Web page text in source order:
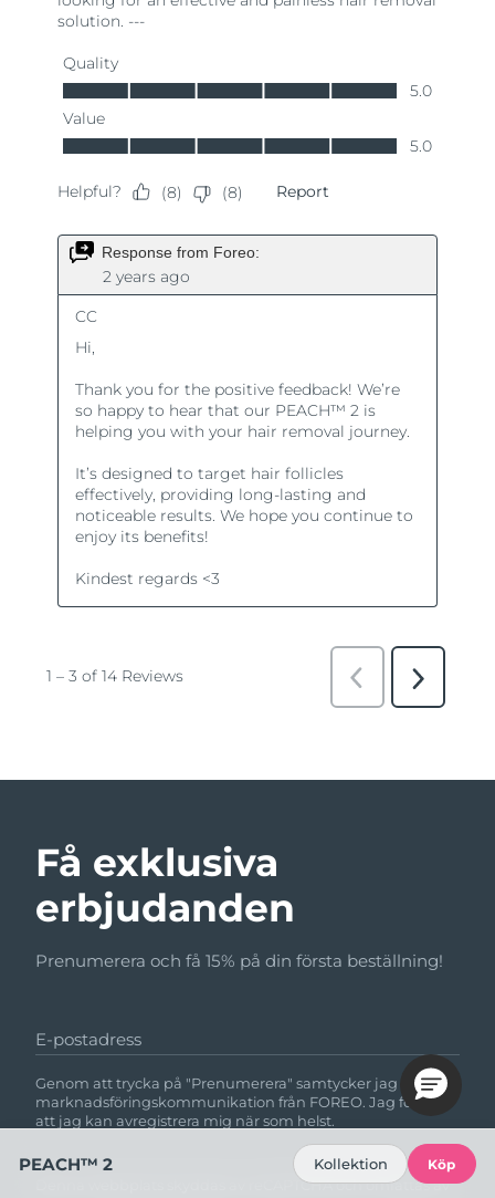
Få exklusiva
erbjudanden
Prenumerera och få 15% på din första beställning!
E-postadress
Genom att trycka på "Prenumerera" samtycker jag till att få
marknadsföringskommunikation från FOREO. Jag förstår
att jag kan avregistrera mig när som helst.
Denna webbplats skyddas av reCAPTCHA och omfattas av
PEACH™ 2 Kollektion Köp